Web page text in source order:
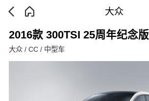
大众
2016款 300TSI 25周年纪念版
大众 / CC / 中型车